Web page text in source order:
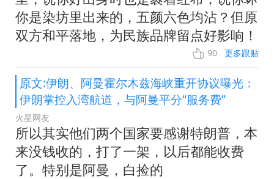
你是染坊里出来的，五颜六色均沾？但原
双方和平落地，为民族品牌留点好影响！
90 更多跟贴
原文:伊朗、阿曼霍尔木兹海峡重开协议曝光：
伊朗掌控入湾航道，与阿曼平分“服务费”
火星网友
所以其实他们两个国家要感谢特朗普，本
来没钱收的，打了一架，以后都能收费
了。特别是阿曼，白捡的